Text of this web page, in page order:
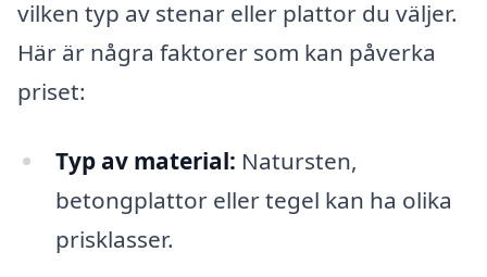
vilken typ av stenar eller plattor du väljer.
Här är några faktorer som kan påverka
priset:
Typ av material: Natursten,
betongplattor eller tegel kan ha olika
prisklasser.